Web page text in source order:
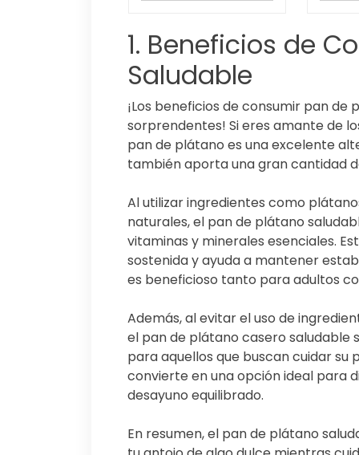
1. Beneficios de
Saludable
¡Los beneficios de consumir pan
sorprendentes! Si eres amante de
pan de plátano es una excelente
también aporta una gran cantidad
Al utilizar ingredientes como
naturales, el pan de plátano
vitaminas y minerales esenciales.
sostenida y ayuda a mantener
es beneficioso tanto para adultos
Además, al evitar el uso de
el pan de plátano casero saludable
para aquellos que buscan cuidar su
convierte en una opción ideal para
desayuno equilibrado.
En resumen, el pan de plátano